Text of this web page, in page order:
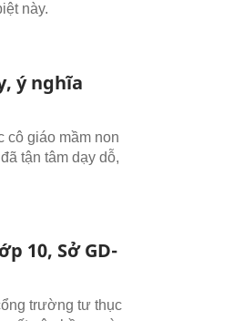
này.
ý nghĩa
cô giáo mầm non
tận tâm dạy dỗ,
10, Sở GD-
trường tư thục